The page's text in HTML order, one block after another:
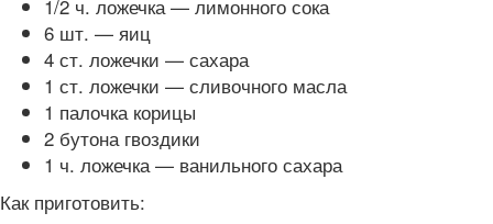
1/2 ч. ложечка — лимонного сока
6 шт. — яиц
4 ст. ложечки — сахара
1 ст. ложечки — сливочного масла
1 палочка корицы
2 бутона гвоздики
1 ч. ложечка — ванильного сахара
Как приготовить: